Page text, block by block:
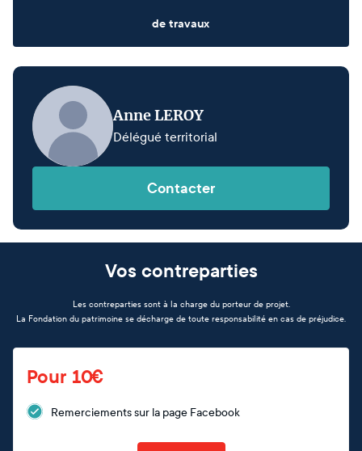
de travaux
Anne LEROY
Délégué territorial
Contacter
Vos contreparties
Les contreparties sont à la charge du porteur de projet.
La Fondation du patrimoine se décharge de toute responsabilité en cas de préjudice.
Pour 10€
Remerciements sur la page Facebook